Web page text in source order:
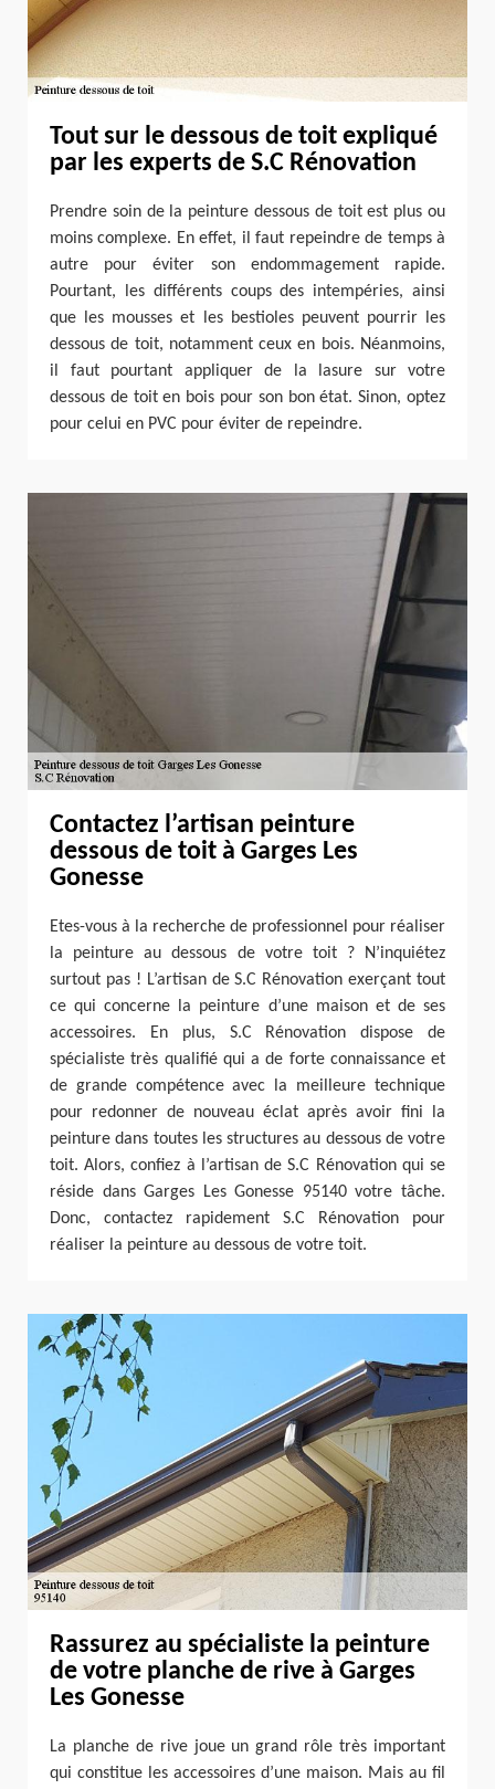
Tout sur le dessous de toit expliqué
par les experts de S.C Rénovation
Prendre soin de la peinture dessous de toit est plus ou
moins complexe. En effet, il faut repeindre de temps à
autre pour éviter son endommagement rapide.
Pourtant, les différents coups des intempéries, ainsi
que les mousses et les bestioles peuvent pourrir les
dessous de toit, notamment ceux en bois. Néanmoins,
il faut pourtant appliquer de la lasure sur votre
dessous de toit en bois pour son bon état. Sinon, optez
pour celui en PVC pour éviter de repeindre.
Contactez l’artisan peinture
dessous de toit à Garges Les
Gonesse
Etes-vous à la recherche de professionnel pour réaliser
la peinture au dessous de votre toit ? N’inquiétez
surtout pas ! L’artisan de S.C Rénovation exerçant tout
ce qui concerne la peinture d’une maison et de ses
accessoires. En plus, S.C Rénovation dispose de
spécialiste très qualifié qui a de forte connaissance et
de grande compétence avec la meilleure technique
pour redonner de nouveau éclat après avoir fini la
peinture dans toutes les structures au dessous de votre
toit. Alors, confiez à l’artisan de S.C Rénovation qui se
réside dans Garges Les Gonesse 95140 votre tâche.
Donc, contactez rapidement S.C Rénovation pour
réaliser la peinture au dessous de votre toit.
Rassurez au spécialiste la peinture
de votre planche de rive à Garges
Les Gonesse
La planche de rive joue un grand rôle très important
qui constitue les accessoires d’une maison. Mais au fil